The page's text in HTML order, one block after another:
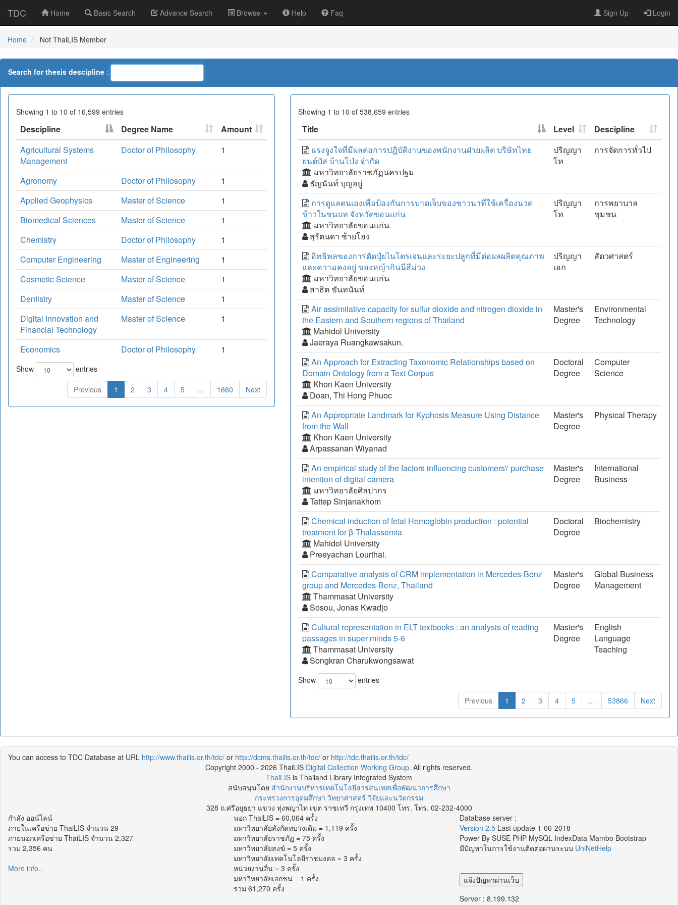
TDC Home Basic Search Advance Search Browse Help Faq Sign Up Login
Home Not ThaiLIS Member
Search for thesis descipline :
Showing 1 to 10 of 16,599 entries
Descipline Degree Name
Amount
Agricultural Systems
Management
Doctor of Philosophy 1
Agronomy Doctor of Philosophy
1
Applied Geophysics
Master of Science
1
Biomedical Sciences
Master of Science
1
Chemistry
Doctor of Philosophy
1
Computer Engineering
Master of Engineering
1
Cosmetic Science
Master of Science
1
Dentistry
Master of Science
1
Digital Innovation and
Financial Technology
Master of Science 1
Economics Doctor of Philosophy 1
Show entries
Previous 1 2 3 4 5 … 1660 Next
Showing 1 to 10 of 538,659 entries
Title Level
Descipline
แรงจูงใจที่มีผลต่อการปฎิบัติงานของพนักงานฝ่ายผลิต บริษัทไทย
ยนต์บัส บ้านโป่ง จำกัด
มหาวิทยาลัยราชภัฏนครปฐม
ธัญนันท์ บุญอยู่
ปริญญา
โท
การจัดการทั่วไป
การดูแลตนเองเพื่อป้องกันการบาดเจ็บของชาวนาที่ใช้เครื่องนวด
ข้าวในชนบท จังหวัดขอนแก่น
มหาวิทยาลัยขอนแก่น
สุรัตนดา ซ้ายโฮง
ปริญญา
โท
การพยาบาล
ชุมชน
อิทธิพลของการตัดปุ๋ยไนโตรเจนและระยะปลูกที่มีต่อผลผลิตคุณภาพ
และความคงอยู่ ของหญ้ากินนีสีม่วง
มหาวิทยาลัยขอนแก่น
สาธิต ขันทนันท์
ปริญญา
เอก
สัตวศาสตร์
Air assimilative capacity for sulfur dioxide and nitrogen dioxide in
the Eastern and Southern regions of Thailand
Mahidol University
Jaeraya Ruangkawsakun.
Master's
Degree
Environmental
Technology
An Approach for Extracting Taxonomic Relationships based on
Domain Ontology from a Text Corpus
Khon Kaen University
Doan, Thi Hong Phuoc
Doctoral
Degree
Computer
Science
An Appropriate Landmark for Kyphosis Measure Using Distance
from the Wall
Khon Kaen University
Arpassanan Wiyanad
Master's
Degree
Physical Therapy
An empirical study of the factors influencing customers\' purchase
intention of digital camera
มหาวิทยาลัยศิลปากร
Tattep Sinjanakhom
Master's
Degree
International
Business
Chemical induction of fetal Hemoglobin production : potential
treatment for β-Thalassemia
Mahidol University
Preeyachan Lourthai.
Doctoral
Degree
Biochemistry
Comparative analysis of CRM implementation in Mercedes-Benz
group and Mercedes-Benz, Thailand
Thammasat University
Sosou, Jonas Kwadjo
Master's
Degree
Global Business
Management
Cultural representation in ELT textbooks : an analysis of reading
passages in super minds 5-6
Thammasat University
Songkran Charukwongsawat
Master's
Degree
English
Language
Teaching
Show entries
Previous 1 2 3 4 5 … 53866 Next
You can access to TDC Database at URL http://www.thailis.or.th/tdc/ or http://dcms.thailis.or.th/tdc/ or http://tdc.thailis.or.th/tdc/
Copyright 2000 - 2026 ThaiLIS Digital Collection Working Group. All rights reserved.
ThaiLIS is Thailand Library Integrated System
สนับสนุนโดย สำนักงานบริหารเทคโนโลยีสารสนเทศเพื่อพัฒนาการศึกษา
กระทรวงการอุดมศึกษา วิทยาศาสตร์ วิจัยและนวัตกรรม
328 ถ.ศรีอยุธยา แขวง ทุ่งพญาไท เขต ราชเทวี กรุงเทพ 10400 โทร. โทร. 02-232-4000
กำลัง ออน์ไลน์
ภายในเครือข่าย ThaiLIS จำนวน 29
ภายนอกเครือข่าย ThaiLIS จำนวน 2,327
รวม 2,356 คน
More info..
นอก ThaiLIS = 60,064 ครั้ง
มหาวิทยาลัยสังกัดทบวงเดิม = 1,119 ครั้ง
มหาวิทยาลัยราชภัฏ = 75 ครั้ง
มหาวิทยาลัยสงฆ์ = 5 ครั้ง
มหาวิทยาลัยเทคโนโลยีราชมงคล = 3 ครั้ง
หน่วยงานอื่น = 3 ครั้ง
มหาวิทยาลัยเอกชน = 1 ครั้ง
รวม 61,270 ครั้ง
Database server :
Version 2.5 Last update 1-06-2018
Power By SUSE PHP MySQL IndexData Mambo Bootstrap
มีปัญหาในการใช้งานติดต่อผ่านระบบ UniNetHelp
Server : 8.199.132